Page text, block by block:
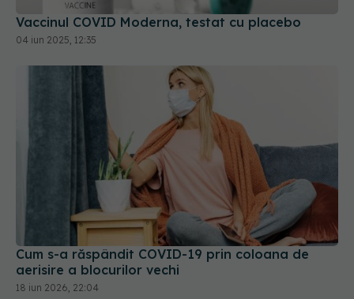
Vaccinul COVID Moderna, testat cu placebo
04 iun 2025, 12:35
Cum s-a răspândit COVID-19 prin coloana de
aerisire a blocurilor vechi
18 iun 2026, 22:04